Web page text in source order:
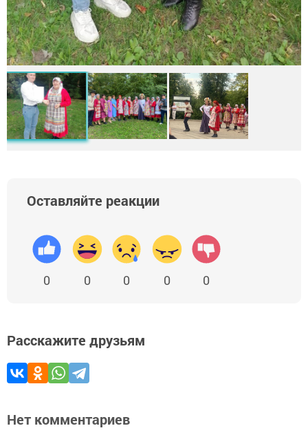
Оставляйте реакции
0 0 0 0 0
Расскажите друзьям
Нет комментариев